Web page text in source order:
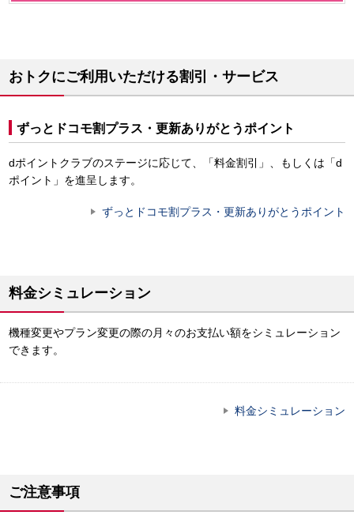
おトクにご利用いただける割引・サービス
ずっとドコモ割プラス・更新ありがとうポイント
dポイントクラブのステージに応じて、「料金割引」、もしくは「d
ポイント」を進呈します。
ずっとドコモ割プラス・更新ありがとうポイント
料金シミュレーション
機種変更やプラン変更の際の月々のお支払い額をシミュレーション
できます。
料金シミュレーション
ご注意事項